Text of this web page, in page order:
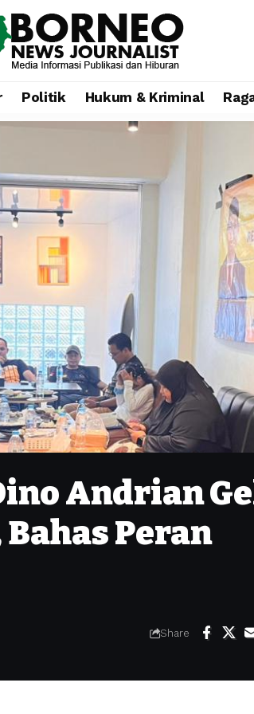
Politik Hukum & Kriminal
Andrian
Peran
Share